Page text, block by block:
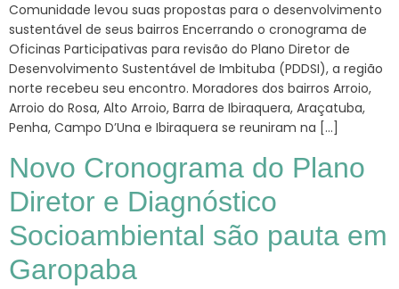
Comunidade levou suas propostas para o desenvolvimento
sustentável de seus bairros Encerrando o cronograma de
Oficinas Participativas para revisão do Plano Diretor de
Desenvolvimento Sustentável de Imbituba (PDDSI), a região
norte recebeu seu encontro. Moradores dos bairros Arroio,
Arroio do Rosa, Alto Arroio, Barra de Ibiraquera, Araçatuba,
Penha, Campo D’Una e Ibiraquera se reuniram na […]
Novo Cronograma do Plano
Diretor e Diagnóstico
Socioambiental são pauta em
Garopaba